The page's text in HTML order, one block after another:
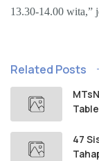
13.30-14.00 wita,”
Related Posts
47